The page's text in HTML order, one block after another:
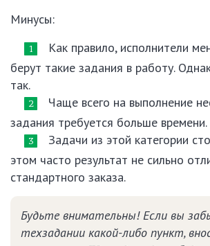
Минусы:
Как правило, исполнители
берут такие задания в работу.
так.
Чаще всего на выполнение
задания требуется больше времени.
Задачи из этой категории
этом часто результат не сильно
стандартного заказа.
Будьте внимательны! Если вы
техзадании какой-либо пункт,